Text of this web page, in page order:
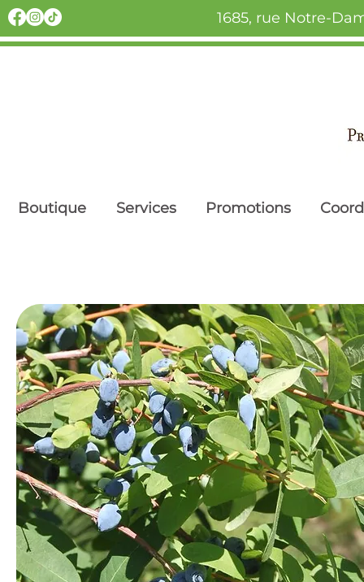
1685, rue Notre-
Boutique Services Promotions